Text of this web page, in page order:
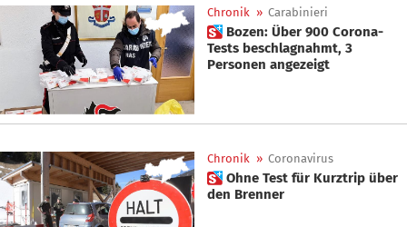
Chronik » Carabinieri
 Bozen: Über 900 Corona-
Tests beschlagnahmt, 3
Personen angezeigt
Chronik » Coronavirus
 Ohne Test für Kurztrip über
den Brenner